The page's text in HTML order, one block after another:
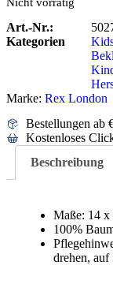
Art.-Nr.:
Kategorien
Marke: Rex London
Bestellungen ab
Kostenloses
Beschreibung
Maße: 14 x
100%
drehen, auf